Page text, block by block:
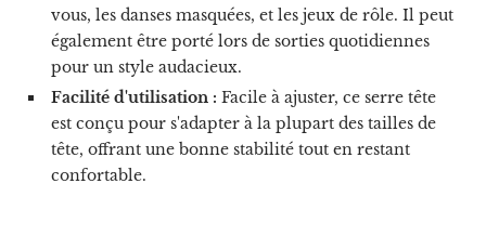
vous, les danses masquées, et les jeux de rôle. Il peut
également être porté lors de sorties quotidiennes
pour un style audacieux.
Facilité d'utilisation : Facile à ajuster, ce serre tête
est conçu pour s'adapter à la plupart des tailles de
tête, offrant une bonne stabilité tout en restant
confortable.